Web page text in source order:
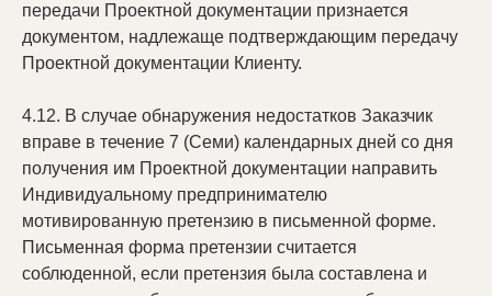
передачи Проектной документации признается
документом, надлежаще подтверждающим передачу
Проектной документации Клиенту.
4.12. В случае обнаружения недостатков Заказчик
вправе в течение 7 (Семи) календарных дней со дня
получения им Проектной документации направить
Индивидуальному предпринимателю
мотивированную претензию в письменной форме.
Письменная форма претензии считается
соблюденной, если претензия была составлена и